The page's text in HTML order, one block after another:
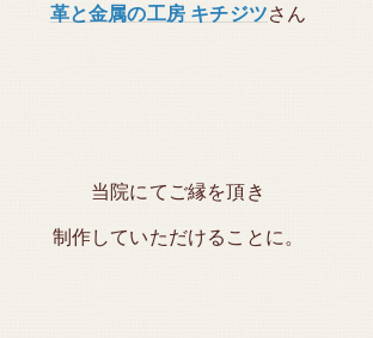
革と金属の工房 キチジツさん
当院にてご縁を頂き
制作していただけることに。